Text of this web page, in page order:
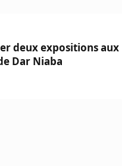
deux expositions aux
Dar Niaba